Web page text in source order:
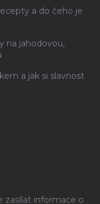
a do čeho je
na jahodovou,
a jak si slavnost
zasílat informace o